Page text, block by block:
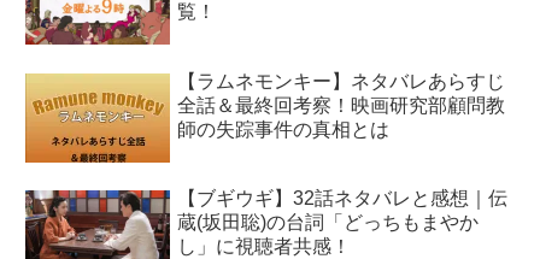
覧！
【ラムネモンキー】ネタバレあらすじ
全話＆最終回考察！映画研究部顧問教
師の失踪事件の真相とは
【ブギウギ】32話ネタバレと感想｜伝
蔵(坂田聡)の台詞「どっちもまやか
し」に視聴者共感！